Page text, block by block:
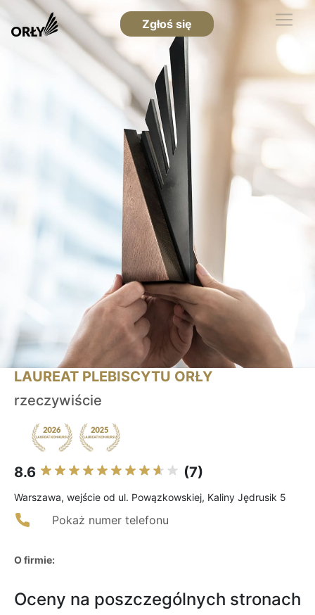
Zgłoś się
LAUREAT PLEBISCYTU ORŁY
rzeczywiście
8.6 (7)
Warszawa, wejście od ul. Powązkowskiej, Kaliny Jędrusik 5
Pokaż numer telefonu
O firmie:
Oceny na poszczególnych stronach